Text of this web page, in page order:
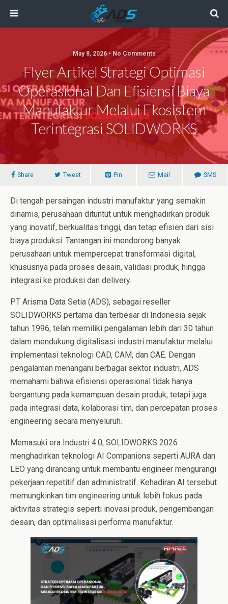
May 8, 2026 • No Comments
Flyer Artikel Strategi Optimasi
Operasional Dan Efisiensi Biaya
Manufaktur Melalui Ekosistem
Terintegrasi SOLIDWORKS
Share Tweet Pin Mail SMS
Di tengah persaingan industri manufaktur yang semakin
dinamis, perusahaan dituntut untuk menghadirkan produk
yang inovatif, berkualitas tinggi, dan tetap efisien dari sisi
biaya produksi. Tantangan ini mendorong banyak
perusahaan untuk mempercepat transformasi digital,
khususnya pada proses desain, validasi produk, hingga
integrasi ke produksi dan delivery.
PT Arisma Data Setia (ADS), sebagai reseller
SOLIDWORKS pertama dan terbesar di Indonesia sejak
tahun 1996, telah memiliki pengalaman lebih dari 30 tahun
dalam mendukung digitalisasi industri manufaktur melalui
implementasi teknologi CAD, CAM, dan CAE. Dengan
pengalaman menangani berbagai sektor industri, ADS
memahami bahwa efisiensi operasional tidak hanya
bergantung pada kemampuan desain produk, tetapi juga
pada integrasi data, kolaborasi tim, dan percepatan proses
engineering secara menyeluruh.
Memasuki era Industri 4.0, SOLIDWORKS 2026
menghadirkan teknologi AI Companions seperti AURA dan
LEO yang dirancang untuk membantu engineer mengurangi
pekerjaan repetitif dan administratif. Kehadiran AI tersebut
memungkinkan tim engineering untuk lebih fokus pada
aktivitas strategis seperti inovasi produk, pengembangan
desain, dan optimalisasi performa manufaktur.